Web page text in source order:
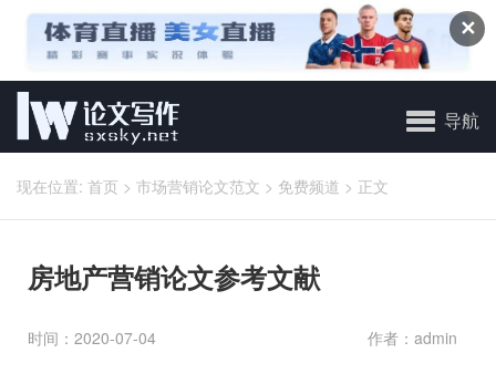
✕
导航
现在位置: 首页 > 市场营销论文范文 > 免费频道 > 正文
房地产营销论文参考文献
时间：2020-07-04 作者：admin